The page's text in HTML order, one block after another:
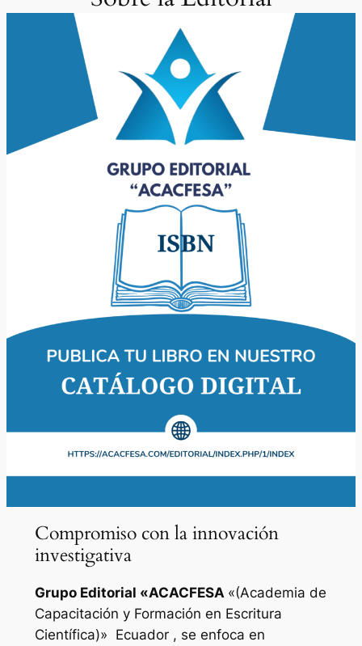
Compromiso con la innovación
investigativa
Grupo Editorial «ACACFESA «(Academia de
Capacitación y Formación en Escritura
Científica)» Ecuador , se enfoca en